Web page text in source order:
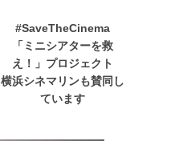
#SaveTheCinema
「ミニシアターを救
え！」プロジェクト
横浜シネマリンも賛同し
ています